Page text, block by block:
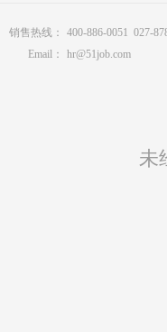
销售热线：
400-886-0051 027-
Email：
hr@51job.com
未